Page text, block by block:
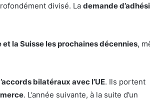
divisé. La demande
la Suisse les prochaines décennies,
bilatéraux avec l’UE. Ils portent
. L’année suivante, à la suite d’un